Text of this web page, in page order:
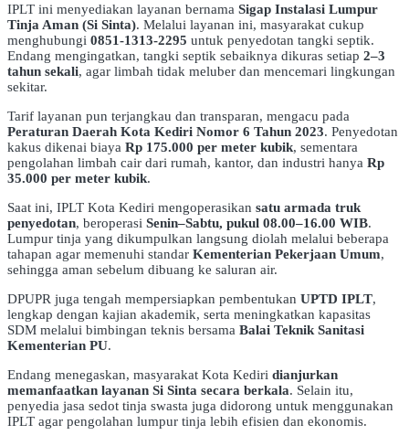
IPLT ini menyediakan layanan bernama Sigap Instalasi Lumpur
Tinja Aman (Si Sinta). Melalui layanan ini, masyarakat cukup
menghubungi 0851-1313-2295 untuk penyedotan tangki septik.
Endang mengingatkan, tangki septik sebaiknya dikuras setiap 2–3
tahun sekali, agar limbah tidak meluber dan mencemari lingkungan
sekitar.
Tarif layanan pun terjangkau dan transparan, mengacu pada
Peraturan Daerah Kota Kediri Nomor 6 Tahun 2023. Penyedotan
kakus dikenai biaya Rp 175.000 per meter kubik, sementara
pengolahan limbah cair dari rumah, kantor, dan industri hanya Rp
35.000 per meter kubik.
Saat ini, IPLT Kota Kediri mengoperasikan satu armada truk
penyedotan, beroperasi Senin–Sabtu, pukul 08.00–16.00 WIB.
Lumpur tinja yang dikumpulkan langsung diolah melalui beberapa
tahapan agar memenuhi standar Kementerian Pekerjaan Umum,
sehingga aman sebelum dibuang ke saluran air.
DPUPR juga tengah mempersiapkan pembentukan UPTD IPLT,
lengkap dengan kajian akademik, serta meningkatkan kapasitas
SDM melalui bimbingan teknis bersama Balai Teknik Sanitasi
Kementerian PU.
Endang menegaskan, masyarakat Kota Kediri dianjurkan
memanfaatkan layanan Si Sinta secara berkala. Selain itu,
penyedia jasa sedot tinja swasta juga didorong untuk menggunakan
IPLT agar pengolahan lumpur tinja lebih efisien dan ekonomis.